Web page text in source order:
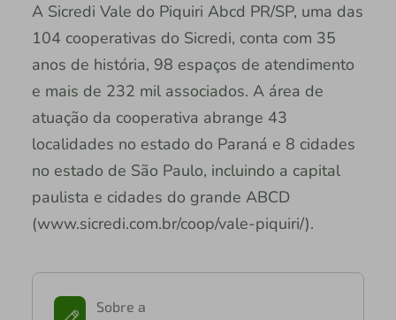
A Sicredi Vale do Piquiri Abcd PR/SP, uma das
104 cooperativas do Sicredi, conta com 35
anos de história, 98 espaços de atendimento
e mais de 232 mil associados. A área de
atuação da cooperativa abrange 43
localidades no estado do Paraná e 8 cidades
no estado de São Paulo, incluindo a capital
paulista e cidades do grande ABCD
(www.sicredi.com.br/coop/vale-piquiri/).
Sobre a